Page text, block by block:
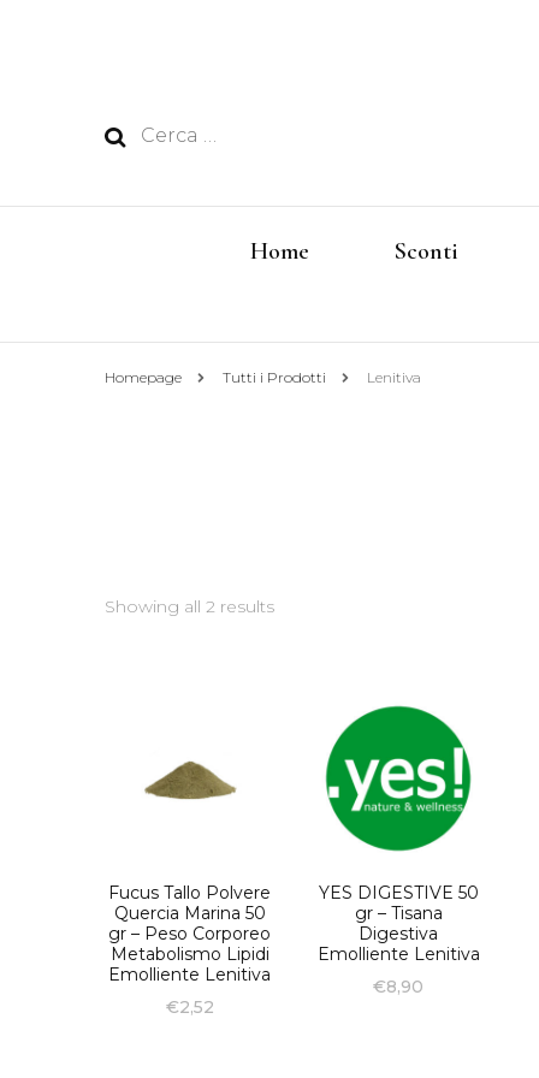
Ricerca
Home Sconti
Homepage Tutti i Prodotti Lenitiva
Showing all 2 results
Fucus Tallo Polvere
Quercia Marina 50
gr – Peso Corporeo
Metabolismo Lipidi
Emolliente Lenitiva
€2,52
YES DIGESTIVE 50
gr – Tisana
Digestiva
Emolliente Lenitiva
€8,90